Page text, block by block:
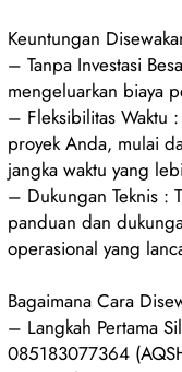
Keuntungan
– Tanpa Investasi
mengeluarkan biaya
– Fleksibilitas Waktu
proyek Anda, mulai
jangka waktu yang
– Dukungan Teknis :
panduan dan
operasional yang
Bagaimana Cara
– Langkah Pertama
085183077364